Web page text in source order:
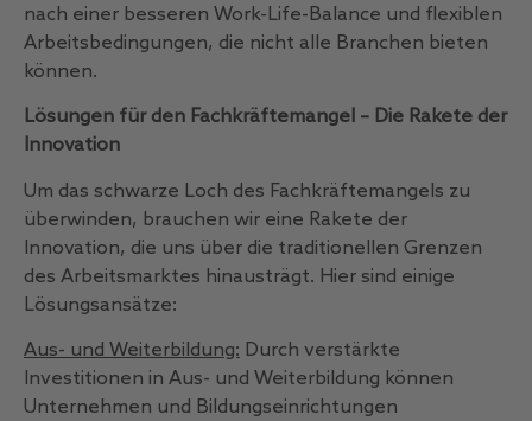
nach einer besseren Work-Life-Balance und flexiblen
Arbeitsbedingungen, die nicht alle Branchen bieten
können.
Lösungen für den Fachkräftemangel – Die Rakete der
Innovation
Um das schwarze Loch des Fachkräftemangels zu
überwinden, brauchen wir eine Rakete der
Innovation, die uns über die traditionellen Grenzen
des Arbeitsmarktes hinausträgt. Hier sind einige
Lösungsansätze:
Aus- und Weiterbildung: Durch verstärkte
Investitionen in Aus- und Weiterbildung können
Unternehmen und Bildungseinrichtungen